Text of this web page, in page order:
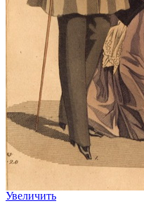
Увеличить